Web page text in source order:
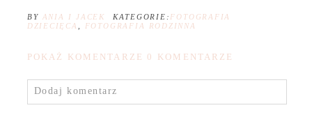
BY ANIA I JACEK KATEGORIE: FOTOGRAFIA
DZIECIĘCA
FOTOGRAFIA RODZINNA
POKAŻ KOMENTARZE 0 KOMENTARZE
Dodaj komentarz